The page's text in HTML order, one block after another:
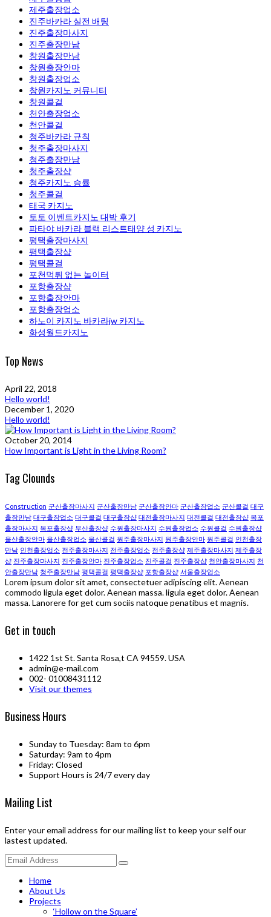
제주출장업소
진주바카라 실전 배팅
진주출장마사지
진주출장만남
창원출장만남
창원출장안마
창원출장업소
창원카지노 커뮤니티
창원콜걸
천안출장업소
천안콜걸
청주바카라 규칙
청주출장마사지
청주출장만남
청주 출장샵
청주카지노 승률
청주콜걸
태국 카지노
토토 이벤트카지노 대박 후기
파타야 바카라 블랙 리스트태양 성 카지노
평택출장마사지
평택 출장샵
평택콜걸
포천먹튀 없는 놀이터
포항 출장샵
포항출장안마
포항출장업소
하노이 카지노 바카라jw 카지노
화성월드카지노
Top News
April 22, 2018
Hello world!
December 1, 2020
Hello world!
October 20, 2014
How Important is Light in the Living Room?
Tag Clounds
Construction 군산출장마사지 군산출장만남 군산출장안마 군산출장업소 군산콜걸 대구
출장만남 대구출장업소 대구콜걸 대구 출장샵 대전출장마사지 대전콜걸 대전 출장샵 목포
출장마사지 목포 출장샵 부산 출장샵 수원출장마사지 수원출장업소 수원콜걸 수원 출장샵
울산출장안마 울산출장업소 울산콜걸 원주출장마사지 원주출장안마 원주콜걸 인천출장
만남 인천출장업소 전주출장마사지 전주출장업소 전주 출장샵 제주출장마사지 제주 출장
샵 진주출장마사지 진주출장안마 진주출장업소 진주콜걸 진주 출장샵 천안출장마사지 천
안출장만남 청주출장만남 평택콜걸 평택 출장샵 포항 출장샵 서울출장업소
Lorem ipsum dolor sit amet, consectetuer adipiscing elit. Aenean
commodo ligula eget dolor. Aenean massa. ligula eget dolor. Aenean
massa. Lanorere for get cum sociis natoque penatibus et magnis.
Get in touch
1422 1st St. Santa Rosa,t CA 94559. USA
admin@e-mail.com
002- 01008431112
Visit our themes
Business Hours
Sunday to Tuesday: 8am to 6pm
Saturday: 9am to 4pm
Friday: Closed
Support Hours is 24/7 every day
Mailing List
Enter your email address for our mailing list to keep your self our
lastest updated.
Home
About Us
Projects
‘Hollow on the Square’